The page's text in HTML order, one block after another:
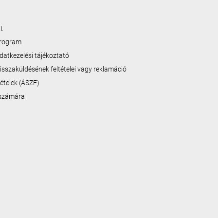
tájékoztató
feltételei vagy reklamáció
(ÁSZF)